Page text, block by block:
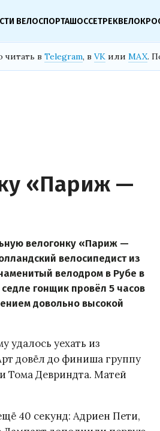
ВЕЛОСПОРТАШОССЕТРЕК
в Telegram, в VK или MAX.
«Париж —
велогонку «Париж —
велосипедист из
велодром в Рубе в
гонщик провёл 5 часов
довольно высокой
удалось уехать из
довёл до финиша группу
Тома Девриндта. Матей
40 секунд: Адриен Пети,